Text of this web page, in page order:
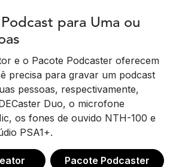
para Uma ou
e o Pacote Podcaster oferecem
precisa para gravar um podcast
pessoas, respectivamente,
Duo, o microfone
os fones de ouvido NTH-100 e
PSA1+.
Pacote Podcaster